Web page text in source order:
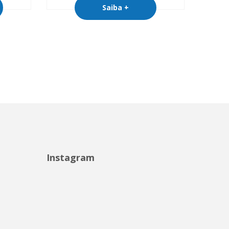
Saiba +
Instagram